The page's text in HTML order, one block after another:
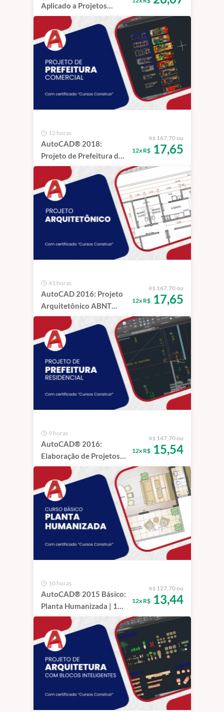
Aplicado a Projetos
Elétricos Residenciais de
baixa tensão | 1 ano
12 horas
AutoCAD® 2018:
Projeto de Prefeitura de
Edifício Comercial e
Corporativo | 1 ano
R$ 167,70 ou
12x R$17,65
41 horas
AutoCAD 2016: Projeto
Arquitetônico ABNT
NBR 6492:1994 +
Biblioteca de Bônus | 1
ano
R$ 167,70 ou
12x R$17,65
9 horas
AutoCAD® 2016:
Elaboração de Projetos
de Prefeitura | 1 ano
R$ 147,70 ou
12x R$15,54
10 horas
AutoCAD® 2015 Básico:
Planta Humanizada | 1
ano
R$ 127,70 ou
12x R$13,44